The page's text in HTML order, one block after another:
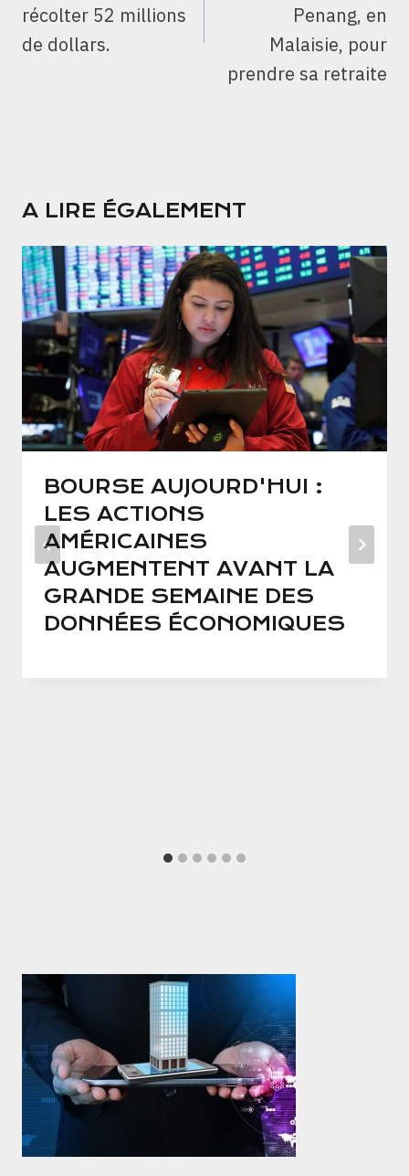
récolter 52 millions
de dollars.
Penang, en
Malaisie, pour
prendre sa retraite
A LIRE ÉGALEMENT
BOURSE AUJOURD'HUI :
LES ACTIONS
AMÉRICAINES
AUGMENTENT AVANT LA
GRANDE SEMAINE DES
DONNÉES ÉCONOMIQUES